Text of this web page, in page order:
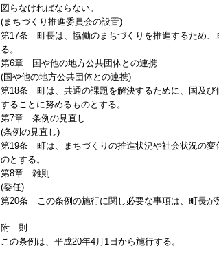
図らなければならない。
(まちづくり推進委員会の設置)
第17条 町長は、協働のまちづくりを推進するため、
る。
第6章 国や他の地方公共団体との連携
(国や他の地方公共団体との連携)
第18条 町は、共通の課題を解決するために、国及び
することに努めるものとする。
第7章 条例の見直し
(条例の見直し)
第19条 町は、まちづくりの推進状況や社会状況の変
のとする。
第8章 雑則
(委任)
第20条 この条例の施行に関し必要な事項は、町長が
附 則
この条例は、平成20年4月1日から施行する。